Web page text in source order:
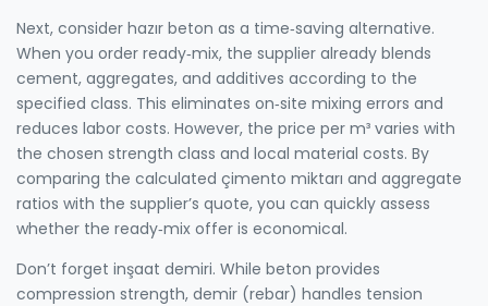
Next, consider hazır beton as a time‑saving alternative.
When you order ready‑mix, the supplier already blends
cement, aggregates, and additives according to the
specified class. This eliminates on‑site mixing errors and
reduces labor costs. However, the price per m³ varies with
the chosen strength class and local material costs. By
comparing the calculated çimento miktarı and aggregate
ratios with the supplier’s quote, you can quickly assess
whether the ready‑mix offer is economical.
Don’t forget inşaat demiri. While beton provides
compression strength, demir (rebar) handles tension